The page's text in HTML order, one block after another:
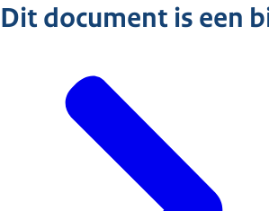
Dit document is een